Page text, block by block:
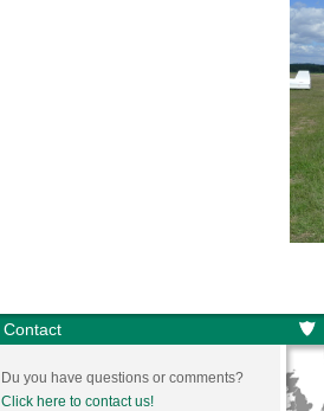
Contact
Du you have questions or comments?
Click here to contact us!